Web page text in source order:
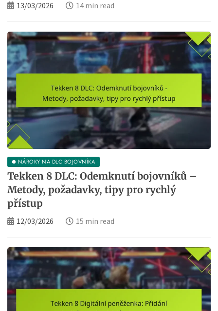
13/03/2026 14 min read
NÁROKY NA DLC BOJOVNÍKA
Tekken 8 DLC: Odemknutí bojovníků –
Metody, požadavky, tipy pro rychlý
přístup
12/03/2026 15 min read